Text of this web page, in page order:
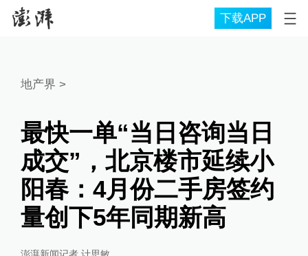
下载APP
地产界 >
最快一单“当日咨询当日
成交”，北京楼市延续小
阳春：4月份二手房签约
量创下5年同期新高
澎湃新闻记者 计思敏